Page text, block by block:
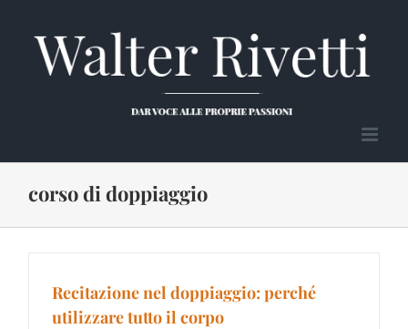
contenuto
corso di doppiaggio
Recitazione nel doppiaggio: perché
utilizzare tutto il corpo